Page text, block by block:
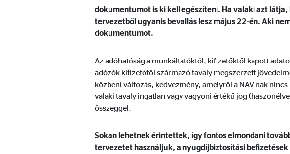
dokumentumot is ki kell egészíteni. Ha valaki azt
tervezetből ugyanis bevallás lesz május 22-én. Aki
dokumentumot.
Az adóhatóság a munkáltatóktól, kifizetőktől kapott
adózók kifizetőtől származó tavaly megszerzett
közbeni változás, kedvezmény, amelyről a NAV-nak
valaki tavaly ingatlan vagy vagyoni értékű jog
összeggel.
Sokan lehetnek érintettek, így fontos elmondani
tervezetet használjuk, a nyugdíjbiztosítási
A felhasználó beállításai
fe_typo_user
A felhasználói beállítások
Sütik lejárata: munkamenet
Sütik alkalmazásához való hozzájárulás
cookie_consent_v2
Szolgáltató: mindshape